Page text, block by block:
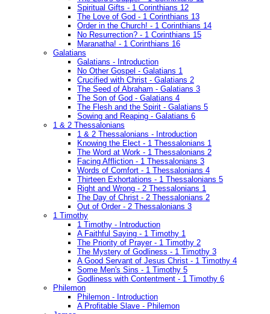
Spiritual Gifts - 1 Corinthians 12
The Love of God - 1 Corinthians 13
Order in the Church! - 1 Corinthians 14
No Resurrection? - 1 Corinthians 15
Maranatha! - 1 Corinthians 16
Galatians
Galatians - Introduction
No Other Gospel - Galatians 1
Crucified with Christ - Galatians 2
The Seed of Abraham - Galatians 3
The Son of God - Galatians 4
The Flesh and the Spirit - Galatians 5
Sowing and Reaping - Galatians 6
1 & 2 Thessalonians
1 & 2 Thessalonians - Introduction
Knowing the Elect - 1 Thessalonians 1
The Word at Work - 1 Thessalonians 2
Facing Affliction - 1 Thessalonians 3
Words of Comfort - 1 Thessalonians 4
Thirteen Exhortations - 1 Thessalonians 5
Right and Wrong - 2 Thessalonians 1
The Day of Christ - 2 Thessalonians 2
Out of Order - 2 Thessalonians 3
1 Timothy
1 Timothy - Introduction
A Faithful Saying - 1 Timothy 1
The Priority of Prayer - 1 Timothy 2
The Mystery of Godliness - 1 Timothy 3
A Good Servant of Jesus Christ - 1 Timothy 4
Some Men's Sins - 1 Timothy 5
Godliness with Contentment - 1 Timothy 6
Philemon
Philemon - Introduction
A Profitable Slave - Philemon